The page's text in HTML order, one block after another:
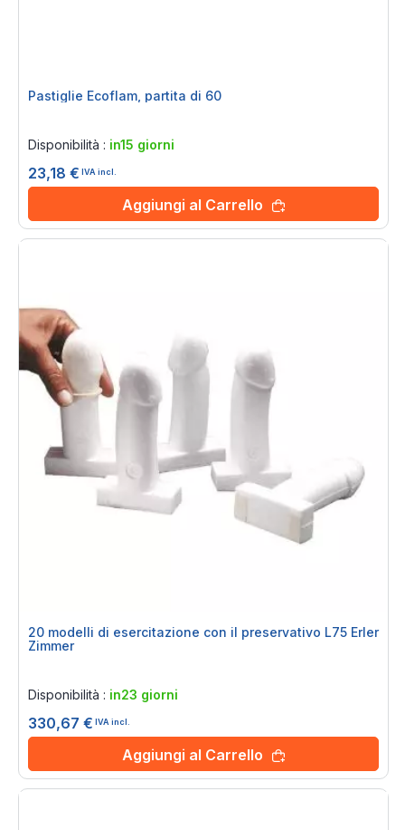
Pastiglie Ecoflam, partita di 60
Disponibilità : in15 giorni
23,18 € IVA incl.
Aggiungi al Carrello
20 modelli di esercitazione con il preservativo L75 Erler
Zimmer
Disponibilità : in23 giorni
330,67 € IVA incl.
Aggiungi al Carrello